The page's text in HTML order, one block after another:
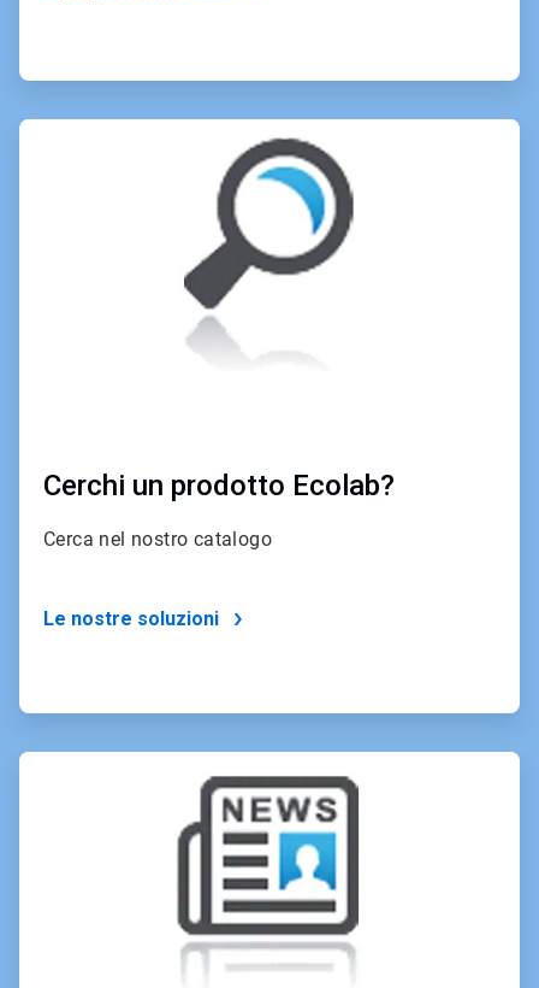
ArticleTile
Cerchi un prodotto Ecolab?
Cerca nel nostro catalogo
Le nostre soluzioni
ArticleTile